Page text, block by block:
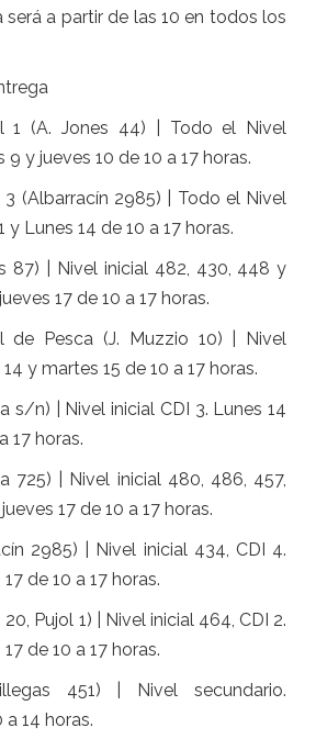
será a partir de las 10 en todos los
1 (A. Jones 44) | Todo el Nivel
9 y jueves 10 de 10 a 17 horas.
3 (Albarracín 2985) | Todo el Nivel
y Lunes 14 de 10 a 17 horas.
87) | Nivel inicial 482, 430, 448 y
17 de 10 a 17 horas.
de Pesca (J. Muzzio 10) | Nivel
y martes 15 de 10 a 17 horas.
s/n) | Nivel inicial CDI 3. Lunes 14
17 horas.
725) | Nivel inicial 480, 486, 457,
17 de 10 a 17 horas.
2985) | Nivel inicial 434, CDI 4.
de 10 a 17 horas.
20, Pujol 1) | Nivel inicial 464, CDI 2.
de 10 a 17 horas.
451) | Nivel secundario.
a 14 horas.